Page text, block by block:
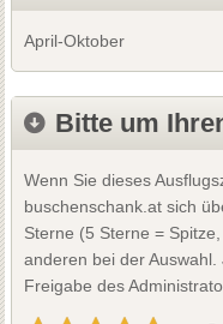
April-Oktober
Bitte um
Wenn Sie dieses
buschenschank.at sich
Sterne (5 Sterne =
anderen bei der
Freigabe des